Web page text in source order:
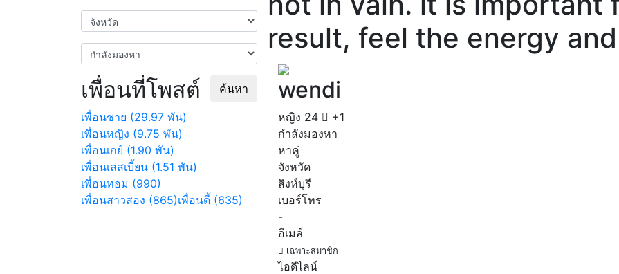
ค้นหา
เพื่อนที่โพสต์
เพื่อนชาย (29.97 พัน)
เพื่อนหญิง (9.75 พัน)
เพื่อนเกย์ (1.90 พัน)
เพื่อนเลสเบี้ยน (1.51 พัน)
เพื่อนทอม (990)
เพื่อนสาวสอง (865)เพื่อนดี้ (635)
result, feel the energy
wendi
หญิง 24
+1
กำลังมองหา
หาคู่
จังหวัด
สิงห์บุรี
เบอร์โทร
-
อีเมล์
เฉพาะสมาชิก
ไอดีไลน์